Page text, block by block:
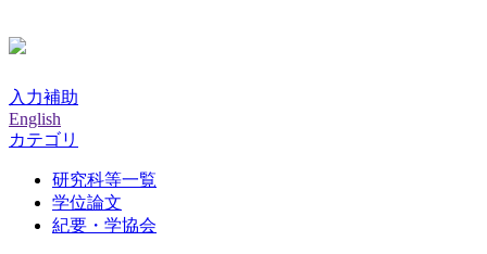
入力補助
English
カテゴリ
研究科等一覧
学位論文
紀要・学協会